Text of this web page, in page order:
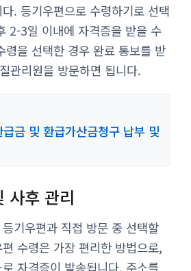
. 등기우편으로 수령하기로 선택
2-3일 이내에 자격증을 받을 수
령을 선택한 경우 완료 통보를 받
관리원을 방문하면 됩니다.
금 및 환급가산금청구 납부 및
사후 관리
기우편과 직접 방문 중 선택할
수령은 가장 편리한 방법으로,
자격증이 발송됩니다. 주소를